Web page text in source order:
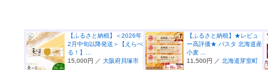
【ふるさと納税】＜2026年
2月中旬以降発送＞【えらべ
る！】...
15,000円 ／ 大阪府貝塚市
【ふるさと納税】★レビュ
ー高評価★ パスタ 北海道産
小麦 ...
11,500円 ／ 北海道芽室町